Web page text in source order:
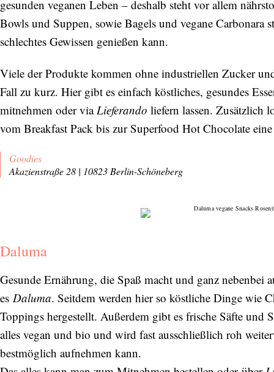
gesunden veganen Leben – deshalb steht vor allem
Bowls und Suppen, sowie Bagels und vegane Carbonara
schlechtes Gewissen genießen kann.
Viele der Produkte kommen ohne industriellen Zucker
Fall zu kurz. Hier gibt es einfach köstliches, gesundes
mitnehmen oder viaLieferando liefern lassen. Zusätzlich
vom Breakfast Pack bis zur Superfood Hot Chocolate
Goodies
Akazienstraße 28 | 10823 Berlin-Schöneberg
Daluma
Gesunde Ernährung, die Spaß macht und ganz
es Daluma. Seitdem werden hier so köstliche Dinge wie
Toppings hergestellt. Außerdem gibt es frische Säfte
alles vegan und bio und wird fast ausschließlich roh
bestmöglich aufnehmen kann.